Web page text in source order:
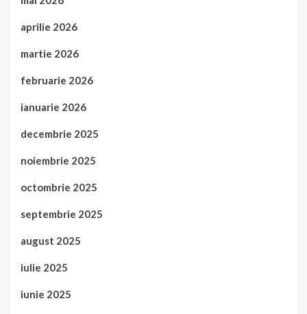
aprilie 2026
martie 2026
februarie 2026
ianuarie 2026
decembrie 2025
noiembrie 2025
octombrie 2025
septembrie 2025
august 2025
iulie 2025
iunie 2025